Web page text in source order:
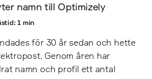
namn till Optimizely
1 min
för 30 år sedan och hette
Genom åren har
namn och profil ett antal